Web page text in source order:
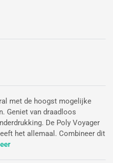
met de hoogst mogelijke
Geniet van draadloos
De Poly Voyager
het allemaal. Combineer dit